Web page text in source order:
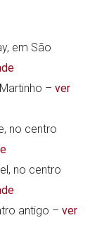
em São
–ver
no centro
no centro
antigo –ver